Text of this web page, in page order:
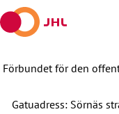
Förbundet för den
Gatuadress: Sörnäs